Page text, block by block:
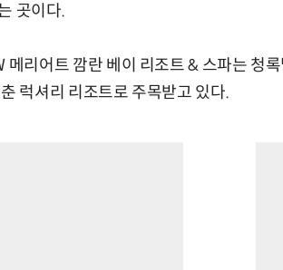
곳이다.
메리어트 깜란 베이 리조트 & 스파는 청
럭셔리 리조트로 주목받고 있다.